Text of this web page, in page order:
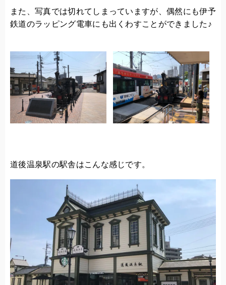
また、写真では切れてしまっていますが、偶然にも伊予
鉄道のラッピング電車にも出くわすことができました♪
道後温泉駅の駅舎はこんな感じです。